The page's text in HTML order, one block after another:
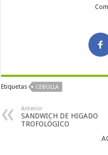
Etiquetas CEBOLLA
Anterior
SANDWICH DE HIGADO
TROFOLÓGICO